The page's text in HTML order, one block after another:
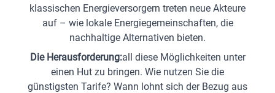
klassischen Energieversorgern treten neue Akteure
auf – wie lokale Energiegemeinschaften, die
nachhaltige Alternativen bieten.
Die Herausforderung:all diese Möglichkeiten unter
einen Hut zu bringen. Wie nutzen Sie die
günstigsten Tarife? Wann lohnt sich der Bezug aus